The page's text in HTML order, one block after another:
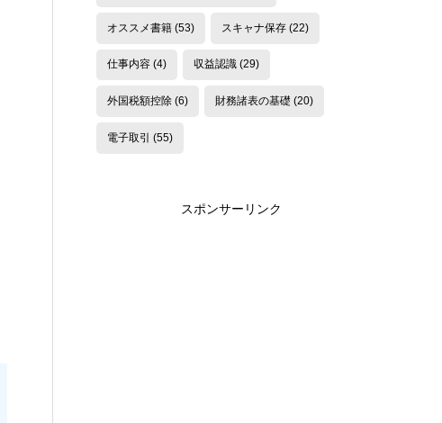
オススメ書籍(53) スキャナ保存(22)
仕事内容(4) 収益認識(29)
外国税額控除(6) 財務諸表の基礎 (20)
電子取引 (55)
スポンサーリンク